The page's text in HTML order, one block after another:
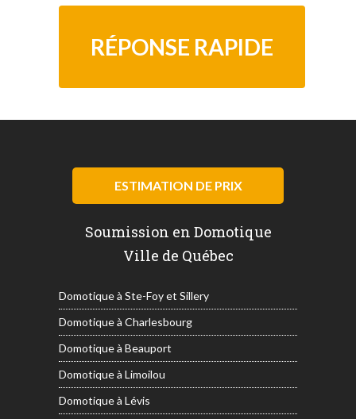
ESTIMATION DE PRIX
Soumission en Domotique
Ville de Québec
Domotique à Ste-Foy et Sillery
Domotique à Charlesbourg
Domotique à Beauport
Domotique à Limoilou
Domotique à Lévis